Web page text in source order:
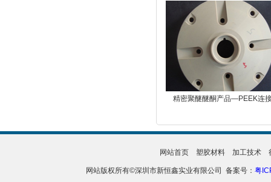
精密聚醚醚酮产品—PEEK连
网站首页 塑胶材料 加工技术
网站版权所有©深圳市新恒鑫实业有限公司 备案号： 粤